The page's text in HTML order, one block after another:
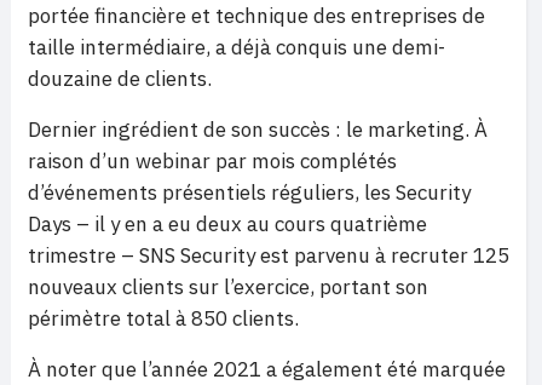
portée financière et technique des entreprises de
taille intermédiaire, a déjà conquis une demi-
douzaine de clients.
Dernier ingrédient de son succès : le marketing. À
raison d’un webinar par mois complétés
d’événements présentiels réguliers, les Security
Days – il y en a eu deux au cours quatrième
trimestre – SNS Security est parvenu à recruter 125
nouveaux clients sur l’exercice, portant son
périmètre total à 850 clients.
À noter que l’année 2021 a également été marquée